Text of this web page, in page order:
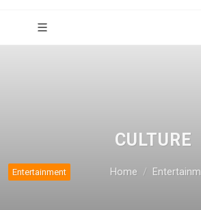
CULTURE
Entertainment Home